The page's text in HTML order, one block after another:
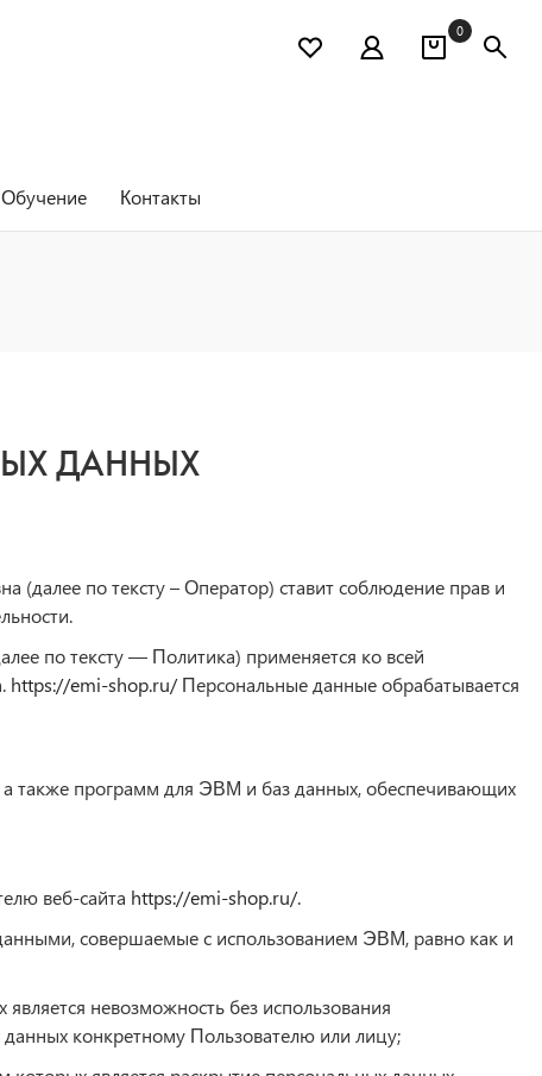
0
Обучение Контакты
ДАННЫХ
по тексту – Оператор) ставит соблюдение прав и
по тексту — Политика) применяется ко всей
https://emi-shop.ru/Персональные данные обрабатывается
также программ для ЭВМ и баз данных, обеспечивающих
веб-сайта https://emi-shop.ru/.
совершаемые с использованием ЭВМ, равно как и
невозможность без использования
конкретному Пользователю или лицу;